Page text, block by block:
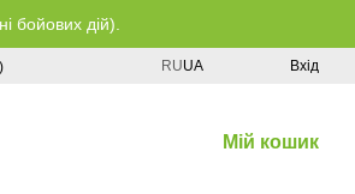
бойових дій).
RUUA Вхід
Мій кошик